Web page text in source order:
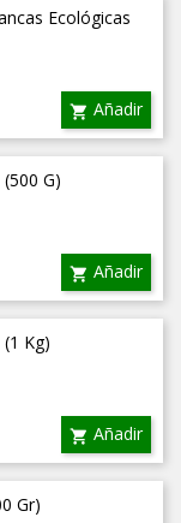
Ecológicas
 Añadir
G)
 Añadir
Kg)
 Añadir
Gr)